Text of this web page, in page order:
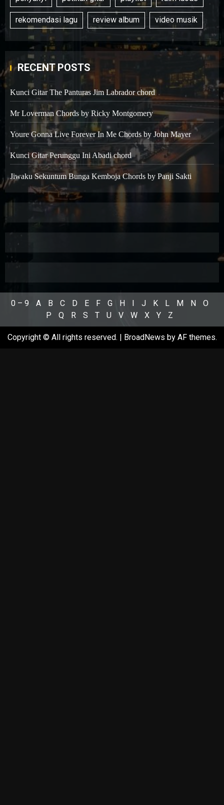
rekomendasi lagu review album video musik
RECENT POSTS
Kunci Gitar The Panturas Jim Labrador chord
Mr Loverman Chords by Ricky Montgomery
Youre Gonna Live Forever In Me Chords by John Mayer
Kunci Gitar Perunggu Ini Abadi chord
Jiwaku Sekuntum Bunga Kemboja Chords by Panji Sakti
0 – 9 A B C D E F G H I J K L M N
O
P
Q R S T U V W X Y Z
Copyright © All rights reserved. | BroadNews by AF themes.